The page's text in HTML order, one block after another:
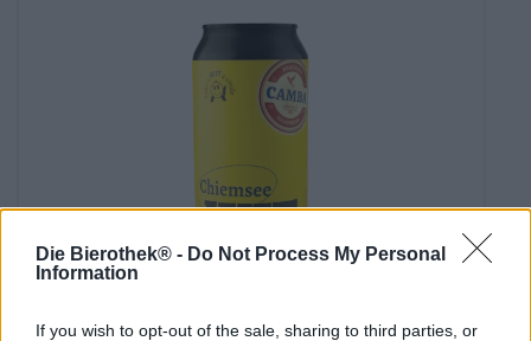
Die Bierothek® - Do Not Process My Personal
Information
If you wish to opt-out of the sale, sharing to third parties, or